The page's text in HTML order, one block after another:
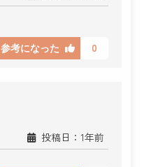
参考になった 0
投稿日：1年前